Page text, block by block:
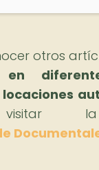
otros